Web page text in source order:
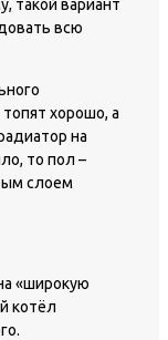
такой вариант
всю
хорошо, а
на
то пол –
слоем
«широкую
котёл